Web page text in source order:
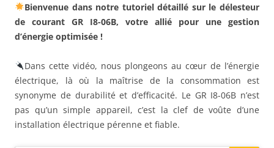
Bienvenue dans notre tutoriel détaillé sur le délesteur
de courant GR I8-06B, votre allié pour une gestion
d’énergie optimisée !
Dans cette vidéo, nous plongeons au cœur de l’énergie
électrique, là où la maîtrise de la consommation est
synonyme de durabilité et d’efficacité. Le GR I8-06B n’est
pas qu’un simple appareil, c’est la clef de voûte d’une
installation électrique pérenne et fiable.